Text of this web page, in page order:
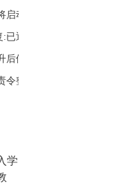
动
退回
修补
整改
撑
学